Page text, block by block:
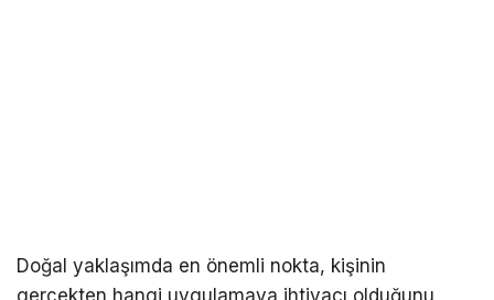
Doğal yaklaşımda en önemli nokta, kişinin